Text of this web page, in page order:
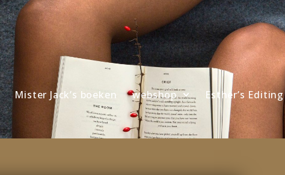
Mister Jack’s boeken webshop Esther’s Editing